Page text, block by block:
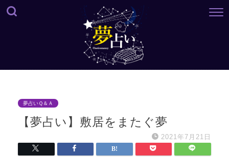
夢占いＱ＆Ａ
【夢占い】敷居をまたぐ夢
2021年7月21日